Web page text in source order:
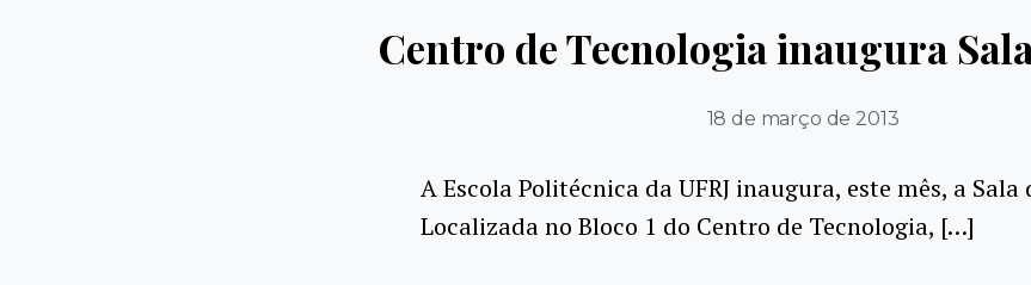
Centro de Tecnologia inaugura
18 de março de 2013
A Escola Politécnica da UFRJ inaugura, este mês, a
Localizada no Bloco 1 do Centro de Tecnologia, […]